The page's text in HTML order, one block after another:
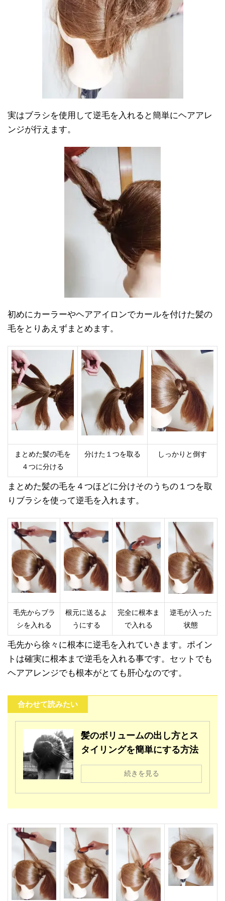
実はブラシを使用して逆毛を入れると簡単にヘアアレ
ンジが行えます。
初めにカーラーやヘアアイロンでカールを付けた髪の
毛をとりあえずまとめます。
まとめた髪の毛を
４つに分ける
分けた１つを取る しっかりと倒す
まとめた髪の毛を４つほどに分けそのうちの１つを取
りブラシを使って逆毛を入れます。
毛先からブラ
シを入れる
根元に送るよ
うにする
完全に根本ま
で入れる
逆毛が入った
状態
毛先から徐々に根本に逆毛を入れていきます。ポイン
トは確実に根本まで逆毛を入れる事です。セットでも
ヘアアレンジでも根本がとても肝心なのです。
合わせて読みたい
髪のボリュームの出し方とス
タイリングを簡単にする方法
続きを見る